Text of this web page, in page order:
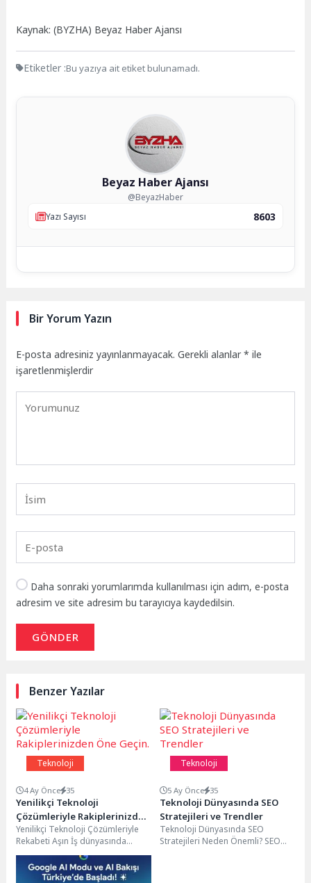
Kaynak: (BYZHA) Beyaz Haber Ajansı
Etiketler :Bu yazıya ait etiket bulunamadı.
Beyaz Haber Ajansı
@BeyazHaber
Yazı Sayısı
8603
Bir Yorum Yazın
E-posta adresiniz yayınlanmayacak. Gerekli alanlar* ile
işaretlenmişlerdir
Daha sonraki yorumlarımda kullanılması için adım, e-posta
adresim ve site adresim bu tarayıcıya kaydedilsin.
GÖNDER
Benzer Yazılar
Teknoloji
4 Ay Önce 35
Yenilikçi Teknoloji
Çözümleriyle Rakiplerinizden
Öne Geçin.
Yenilikçi Teknoloji Çözümleriyle
Rekabeti Aşın İş dünyasında
rekabet her geçen gün daha da
artmaktadır. Şirketler,...
Teknoloji
5 Ay Önce 35
Teknoloji Dünyasında SEO
Stratejileri ve Trendler
Teknoloji Dünyasında SEO
Stratejileri Neden Önemli? SEO